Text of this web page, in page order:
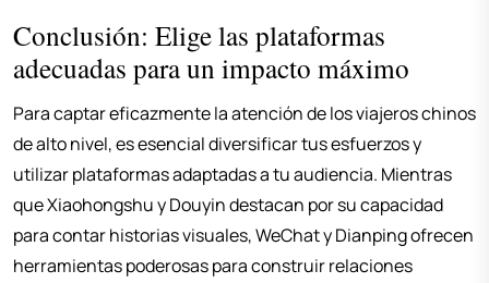
Conclusión: Elige las plataformas
adecuadas para un impacto máximo
Para captar eficazmente la atención de los viajeros chinos
de alto nivel, es esencial diversificar tus esfuerzos y
utilizar plataformas adaptadas a tu audiencia. Mientras
que Xiaohongshu y Douyin destacan por su capacidad
para contar historias visuales, WeChat y Dianping ofrecen
herramientas poderosas para construir relaciones